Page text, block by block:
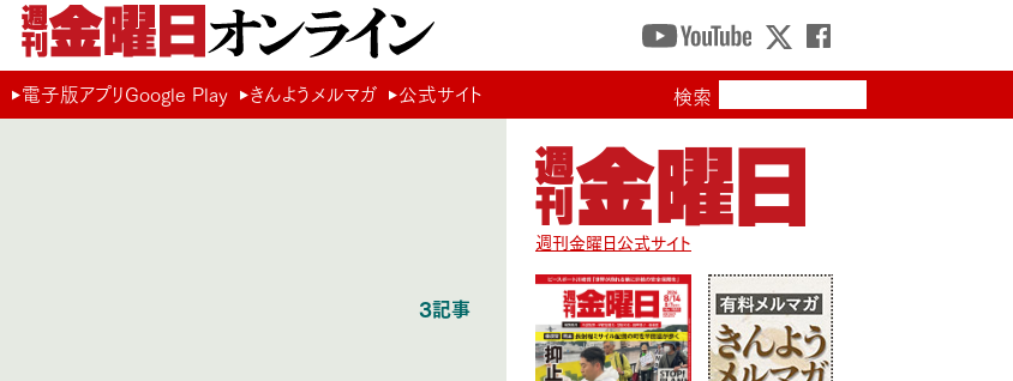
電子版アプリGoogle Play きんようメルマガ 公式サイト 検索
3記事
週刊金曜日公式サイト